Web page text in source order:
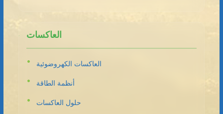
العاكسات
العاكسات الكهروضوئية
أنظمة الطاقة
حلول العاكسات